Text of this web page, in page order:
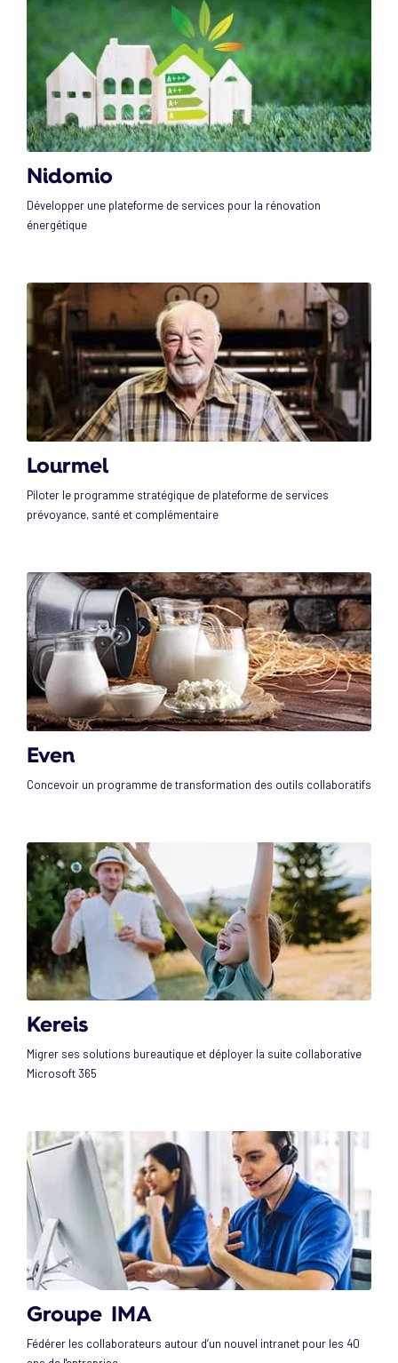
Nidomio
Développer une plateforme de services pour la rénovation
énergétique
Lourmel
Piloter le programme stratégique de plateforme de services
prévoyance, santé et complémentaire
Even
Concevoir un programme de transformation des outils collaboratifs
Kereis
Migrer ses solutions bureautique et déployer la suite collaborative
Microsoft 365
Groupe IMA
Fédérer les collaborateurs autour d’un nouvel intranet pour les 40